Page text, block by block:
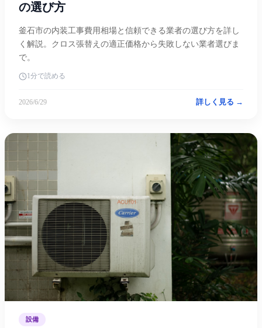
の選び方
釜石市の内装工事費用相場と信頼できる業者の選び方を詳し
く解説。クロス張替えの適正価格から失敗しない業者選びま
で。
1分で読める
2026/6/29 詳しく見る →
設備